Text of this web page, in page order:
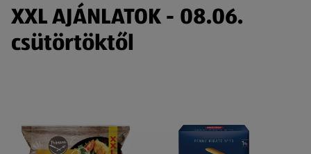
XXL AJÁNLATOK - 08.06.
csütörtöktől